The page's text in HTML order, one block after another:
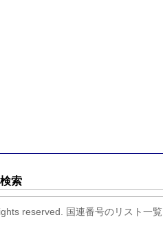
索
reserved. 国連番号のリスト一